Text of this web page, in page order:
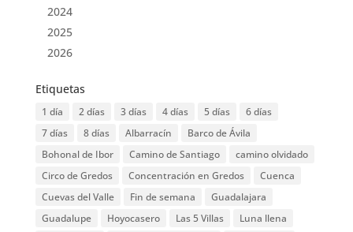
2024
2025
2026
Etiquetas
1 día 2 días 3 días 4 días 5 días
6 días
7 días
8 días Albarracín
Barco de Ávila
Bohonal de Ibor
Camino de Santiago
camino olvidado
Circo de Gredos
Concentración en Gredos
Cuenca
Cuevas del Valle
Fin de semana
Guadalajara
Guadalupe
Hoyocasero Las 5 Villas
Luna llena